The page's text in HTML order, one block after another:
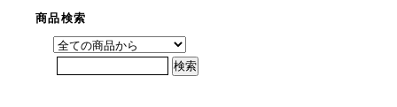
商品検索